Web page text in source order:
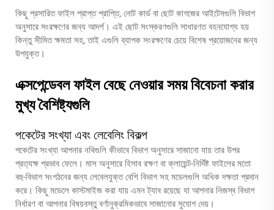
কিছু প্রসারিত ফাইল প্রাপ্ত প্রাপ্তি, নোট কার্ড বা ছোট কাগজের আইটেমগুলি বিভাগ
অনুসারে সংরক্ষণের জন্য আদর্শ। এই ছোট সংস্করণগুলি সাধারণত বহনযোগ্য হয়
কিন্তু সীমিত ক্ষমতা সহ, তাই এগুলি ব্যাপক সংরক্ষণের চেয়ে বিশেষ প্রয়োজনের জন্য
উপযুক্ত।
এক্সপেন্ডেবল ফাইল বেছে নেওয়ার সময় বিবেচনা করার
মুখ্য বৈশিষ্ট্যগুলি
পকেটের সংখ্যা এবং লেবেলিং বিকল্প
পকেটের সংখ্যা আপনার নথিগুলি কীভাবে বিভাগ অনুসারে সাজানো যায় তার উপর
প্রত্যক্ষ প্রভাব ফেলে। মাস অনুসারে হিসাব রক্ষণ বা ক্লায়েন্ট-নির্দিষ্ট ফাইলের মতো
বহু-বিভাগ সংগঠনের জন্য লেবেলযুক্ত বেশি বিভাগ সহ মডেলগুলি অধিক দক্ষতা প্রদান
করে। কিছু মডেলে কাস্টমাইজ করা যায় এমন ট্যাব রয়েছে যা আপনার নিজস্ব বিভাগ
নির্ধারণ বা আপনার বিষয়বস্তু বর্ণানুক্রমিকভাবে সাজানোর সুযোগ দেয়।